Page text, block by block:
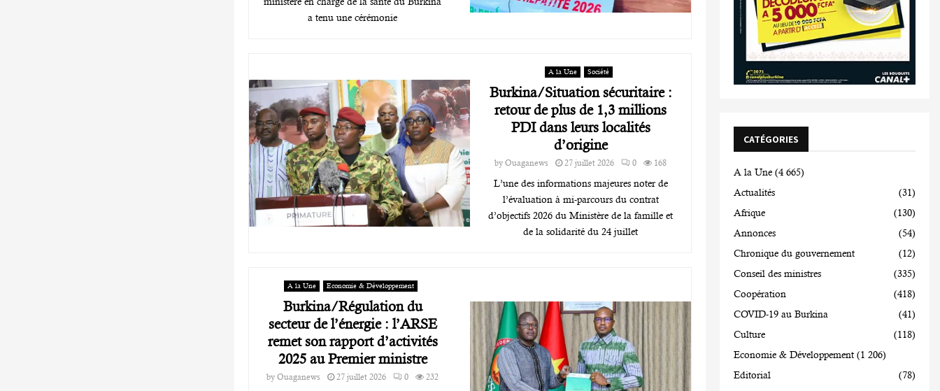
a tenu une cérémonie
A la Une Société
Burkina/Situation sécuritaire :
retour de plus de 1,3 millions
PDI dans leurs localités
d’origine
by Ouaganews 27 juillet 2026 0 168
L’une des informations majeures noter de
l’évaluation à mi-parcours du contrat
d’objectifs 2026 du Ministère de la famille et
de la solidarité du 24 juillet
A la Une Economie & Développement
Burkina/Régulation du
secteur de l’énergie : l’ARSE
remet son rapport d’activités
2025 au Premier ministre
by Ouaganews 27 juillet 2026 0 232
CATÉGORIES
A la Une (4 665)
Actualités
(31)
Afrique
(130)
Annonces
(54)
Chronique du gouvernement
(12)
Conseil des ministres
(335)
Coopération
(418)
COVID-19 au Burkina
(41)
Culture
(118)
Economie & Développement (1 206)
Editorial
(78)